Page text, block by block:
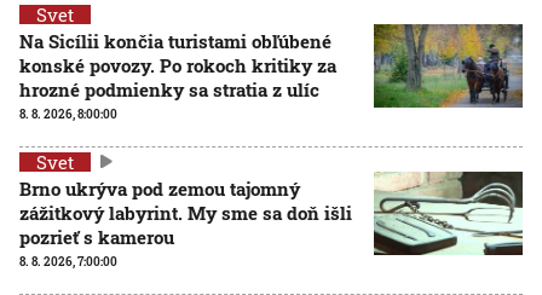
Svet
Na Sicílii končia turistami obľúbené
konské povozy. Po rokoch kritiky za
hrozné podmienky sa stratia z ulíc
8. 8. 2026, 8:00:00
Svet
Brno ukrýva pod zemou tajomný
zážitkový labyrint. My sme sa doň išli
pozrieť s kamerou
8. 8. 2026, 7:00:00